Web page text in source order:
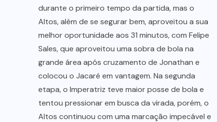
durante o primeiro tempo da partida, mas o
Altos, além de se segurar bem, aproveitou a sua
melhor oportunidade aos 31 minutos, com Felipe
Sales, que aproveitou uma sobra de bola na
grande área após cruzamento de Jonathan e
colocou o Jacaré em vantagem. Na segunda
etapa, o Imperatriz teve maior posse de bola e
tentou pressionar em busca da virada, porém, o
Altos continuou com uma marcação impecável e